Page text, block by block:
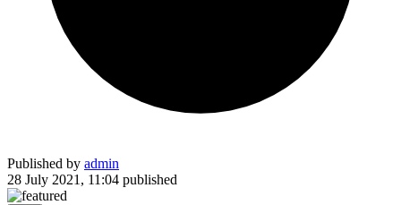
Published by admin
28 July 2021, 11:04 published